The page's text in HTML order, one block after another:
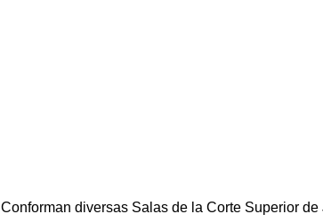
Conforman diversas Salas de la Corte Superior de